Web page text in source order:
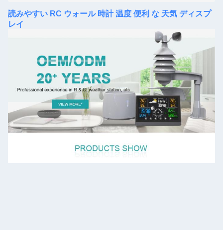
読みやすい RC ウォール 時計 温度 便利 な 天気 ディスプ
レイ